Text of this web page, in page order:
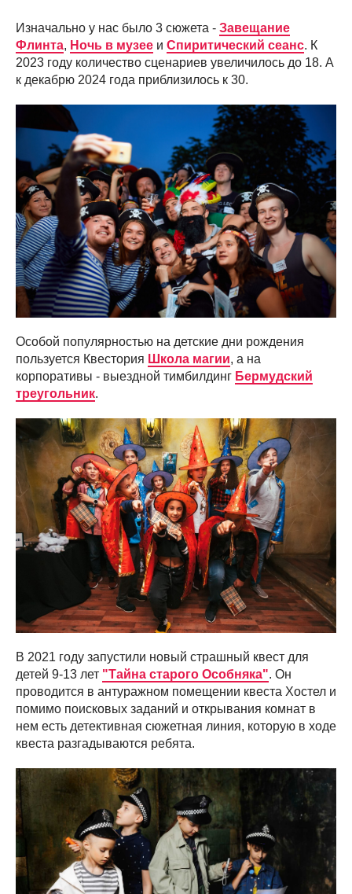
Изначально у нас было 3 сюжета - Завещание
Флинта, Ночь в музее и Спиритический сеанс. К
2023 году количество сценариев увеличилось до 18. А
к декабрю 2024 года приблизилось к 30.
Особой популярностью на детские дни рождения
пользуется Квестория Школа магии, а на
корпоративы - выездной тимбилдинг Бермудский
треугольник.
В 2021 году запустили новый страшный квест для
детей 9-13 лет "Тайна старого Особняка". Он
проводится в антуражном помещении квеста Хостел и
помимо поисковых заданий и открывания комнат в
нем есть детективная сюжетная линия, которую в ходе
квеста разгадываются ребята.